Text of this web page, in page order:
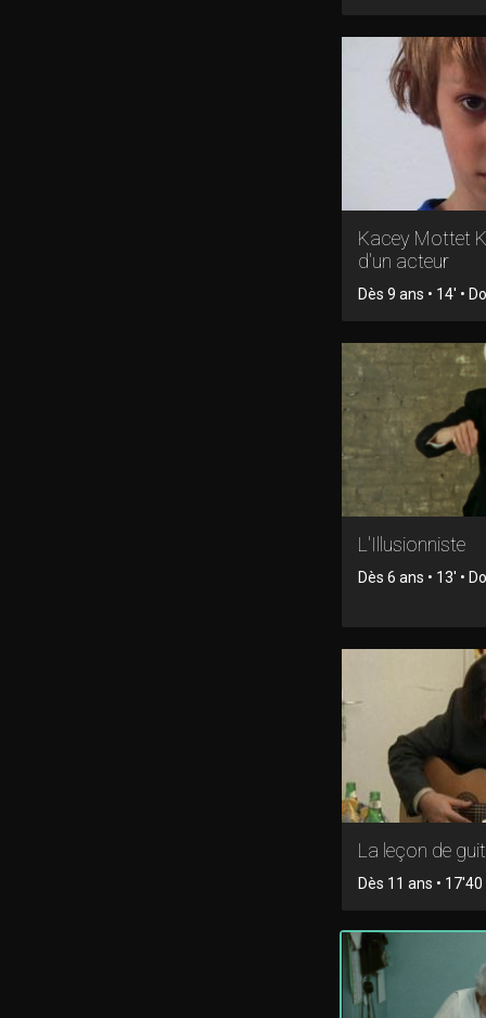
Kacey Mottet
d'un acteur
Dès 9 ans • 14' •
L'Illusionniste
Dès 6 ans • 13' •
La leçon de
Dès 11 ans • 17'40